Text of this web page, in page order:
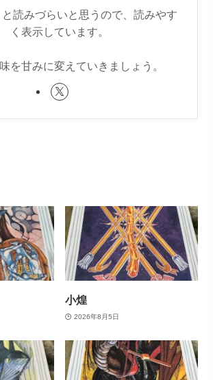
読みづらいと思うので、読みやす
く表示しています。
を甘みに変えていきましょう。
小煌
2026年8月5日